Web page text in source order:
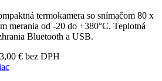
termokamera so snímačom 80 x
merania od -20 do +380°C. Teplotná
Bluetooth a USB.
€ bez DPH